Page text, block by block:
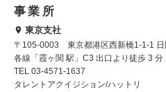
事業所
東京支社
〒105-0003 東京都港区西新橋1-1-1 日
各線「霞ヶ関 駅」C3 出口より徒歩 3 分
TEL 03-4571-1637
タレントアクイジション/ハットリ